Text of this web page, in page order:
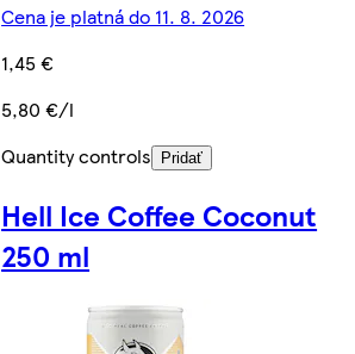
Cena je platná do 11. 8. 2026
1,45 €
5,80 €/l
Quantity controls
Pridať
Hell Ice Coffee Coconut
250 ml